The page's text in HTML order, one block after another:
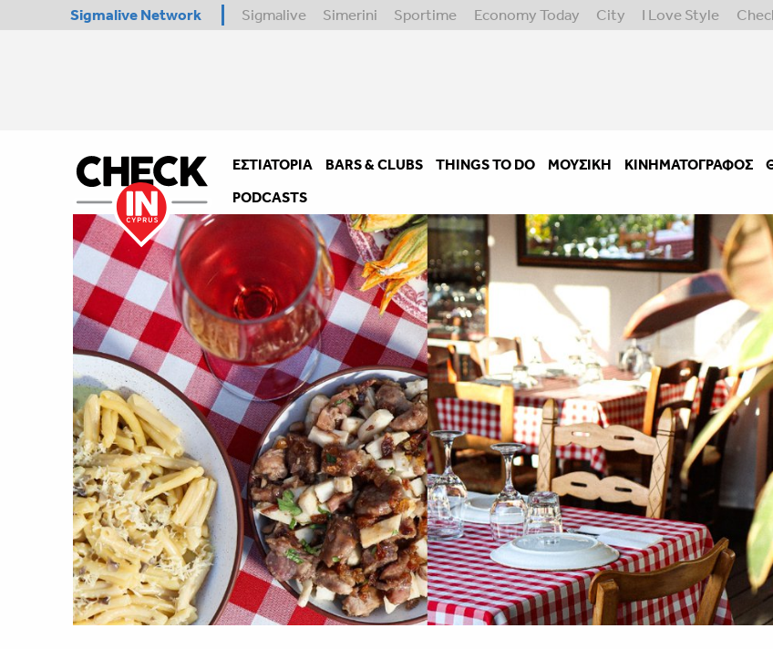
Sigmalive Network Sigmalive Simerini Sportime Economy Today City I Love Style
ΕΣΤΙΑΤΌΡΙΑ BARS & CLUBS THINGS TO DO ΜΟΥΣΙΚΉ ΚΙΝΗΜΑΤΟΓΡΆΦΟΣ
PODCASTS